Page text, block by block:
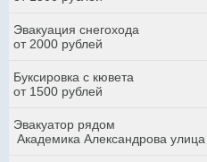
Эвакуация снегохода
от 2000 рублей
Буксировка с кювета
от 1500 рублей
Эвакуатор рядом
Академика Александрова улица